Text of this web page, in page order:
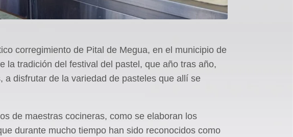
corregimiento de Pital de Megua, en el municipio de
la tradición del festival del pastel, que año tras año,
a disfrutar de la variedad de pasteles que allí se
de maestras cocineras, como se elaboran los
durante mucho tiempo han sido reconocidos como